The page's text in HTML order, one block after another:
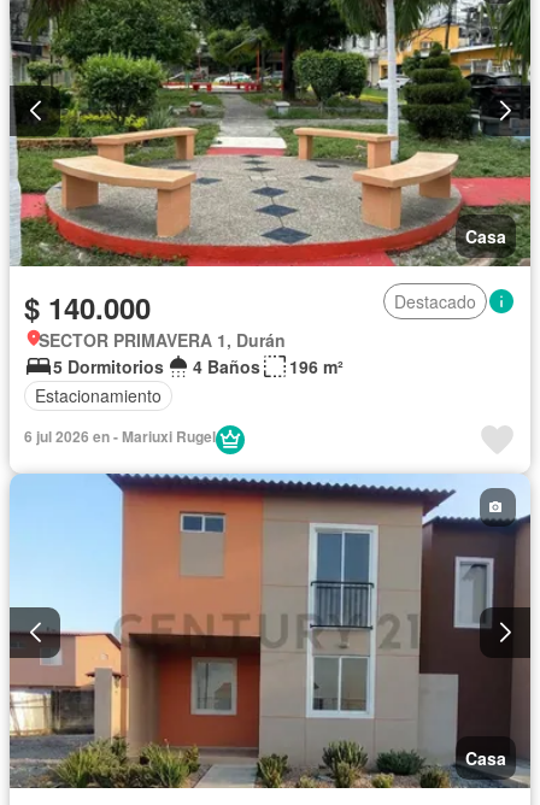
Casa
$ 140.000
Destacado
SECTOR PRIMAVERA 1, Durán
5 Dormitorios
4 Baños
196 m²
Estacionamiento
6 jul 2026 en - Mariuxi Rugel
Casa